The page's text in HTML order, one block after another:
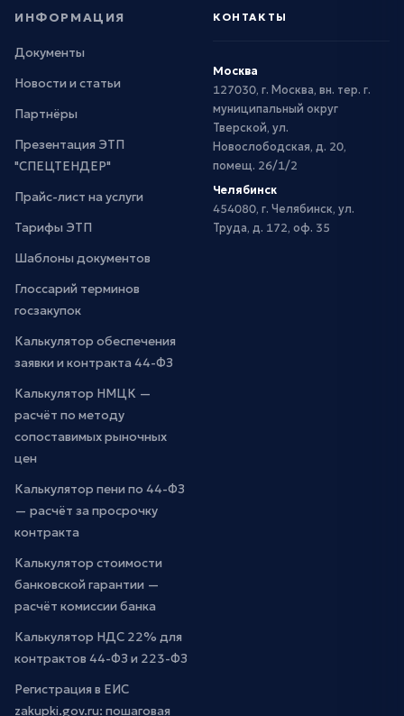
ИНФОРМАЦИЯ
Документы
Новости и статьи
Партнёры
Презентация ЭТП
"СПЕЦТЕНДЕР"
Прайс-лист на услуги
Тарифы ЭТП
Шаблоны документов
Глоссарий терминов
госзакупок
Калькулятор обеспечения
заявки и контракта 44-ФЗ
Калькулятор НМЦК —
расчёт по методу
сопоставимых рыночных
цен
Калькулятор пени по 44-ФЗ
— расчёт за просрочку
контракта
Калькулятор стоимости
банковской гарантии —
расчёт комиссии банка
Калькулятор НДС 22% для
контрактов 44-ФЗ и 223-ФЗ
Регистрация в ЕИС
zakupki.gov.ru: пошаговая
КОНТАКТЫ
Москва
127030, г. Москва, вн. тер. г.
муниципальный округ
Тверской, ул.
Новослободская, д. 20,
помещ. 26/1/2
Челябинск
454080, г. Челябинск, ул.
Труда, д. 172, оф. 35